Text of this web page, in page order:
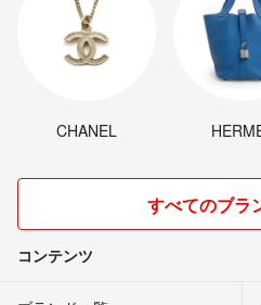
CHANEL
すべてのブラ
コンテンツ